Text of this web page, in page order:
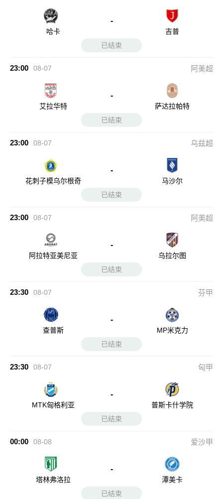
哈卡
-
吉普
已结束
23:00 08-07 阿美超
艾拉华特
-
萨达拉帕特
已结束
23:00 08-07 乌兹超
花刺子模乌尔根奇
-
马沙尔
已结束
23:00 08-07 阿美超
阿拉特亚美尼亚
-
乌拉尔图
已结束
23:30 08-07 芬甲
查普斯
-
MP米克力
已结束
23:30 08-07 匈甲
MTK匈格利亚
-
普斯卡什学院
已结束
00:00 08-08 爱沙甲
塔林弗洛拉
-
潭美卡
已结束